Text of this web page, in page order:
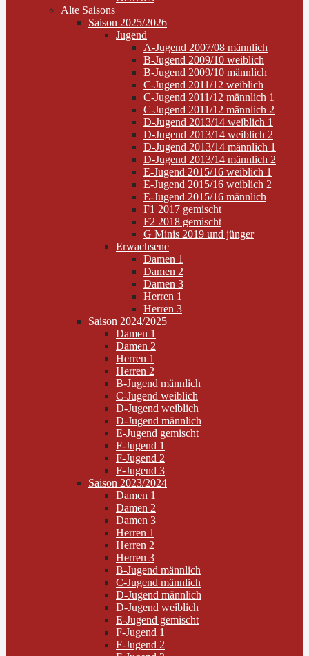
Alte Saisons
Saison 2025/2026
Jugend
A-Jugend 2007/08 männlich
B-Jugend 2009/10 weiblich
B-Jugend 2009/10 männlich
C-Jugend 2011/12 weiblich
C-Jugend 2011/12 männlich 1
C-Jugend 2011/12 männlich 2
D-Jugend 2013/14 weiblich 1
D-Jugend 2013/14 weiblich 2
D-Jugend 2013/14 männlich 1
D-Jugend 2013/14 männlich 2
E-Jugend 2015/16 weiblich 1
E-Jugend 2015/16 weiblich 2
E-Jugend 2015/16 männlich
F1 2017 gemischt
F2 2018 gemischt
G Minis 2019 und jünger
Erwachsene
Damen 1
Damen 2
Damen 3
Herren 1
Herren 3
Saison 2024/2025
Damen 1
Damen 2
Herren 1
Herren 2
B-Jugend männlich
C-Jugend weiblich
D-Jugend weiblich
D-Jugend männlich
E-Jugend gemischt
F-Jugend 1
F-Jugend 2
F-Jugend 3
Saison 2023/2024
Damen 1
Damen 2
Damen 3
Herren 1
Herren 2
Herren 3
B-Jugend männlich
C-Jugend männlich
D-Jugend männlich
D-Jugend weiblich
E-Jugend gemischt
F-Jugend 1
F-Jugend 2